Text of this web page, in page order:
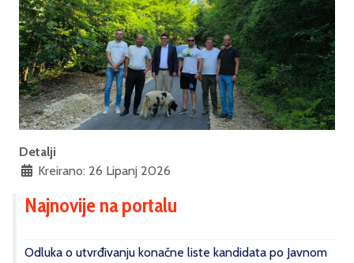
Detalji
Kreirano: 26 Lipanj 2026
Najnovije na portalu
Odluka o utvrđivanju konačne liste kandidata po Javnom